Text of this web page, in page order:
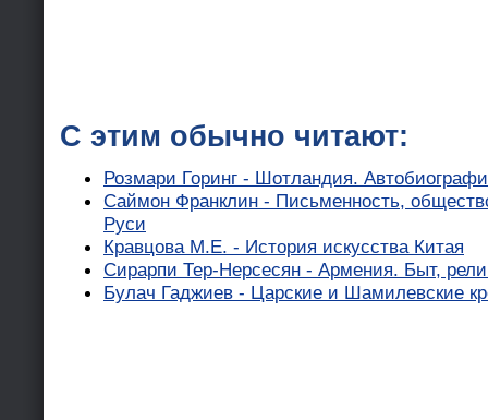
С этим обычно читают:
Розмари Горинг - Шотландия.
Саймон Франклин - Письменность,
Руси
Кравцова М.Е. - История искусства Китая
Сирарпи Тер-Нерсесян - Армения. Быт,
Булач Гаджиев - Царские и Шамилевские